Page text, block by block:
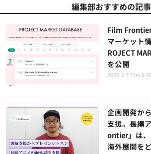
編集部おすすめの記事
Film
マーケット
ROJECT
を公開
2026.5.7 Thu
企画開発か
支援。長編
ontier」は
海外展開を